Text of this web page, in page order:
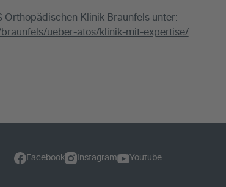
Orthopädischen Klinik Braunfels unter:
ueber-atos/klinik-mit-expertise/
Facebook Instagram Youtube